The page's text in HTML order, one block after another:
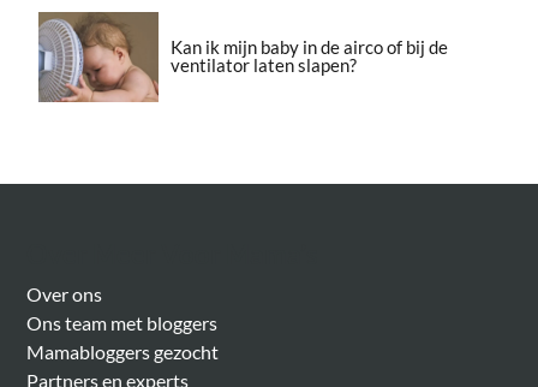
Kan ik mijn baby in de airco of bij de
ventilator laten slapen?
Over ons
Ons team met bloggers
Mamabloggers gezocht
Partners en experts